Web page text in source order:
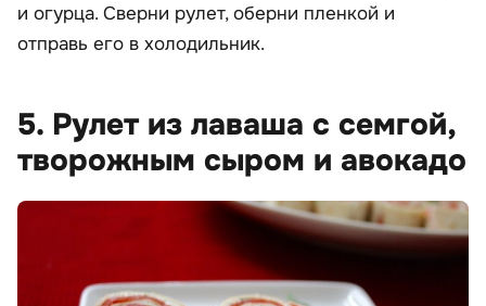
и огурца. Сверни рулет, оберни пленкой и
отправь его в холодильник.
5. Рулет из лаваша с семгой,
творожным сыром и авокадо